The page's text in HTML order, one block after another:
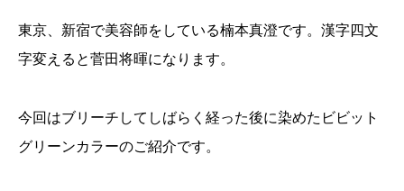
東京、新宿で美容師をしている楠本真澄です。漢字四文
字変えると菅田将暉になります。
今回はブリーチしてしばらく経った後に染めたビビット
グリーンカラーのご紹介です。